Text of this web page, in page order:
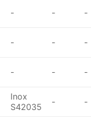
- - -
- - -
- - -
Inox
S42035
- -